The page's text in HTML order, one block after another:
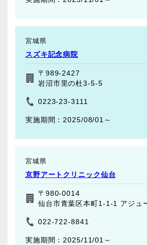
宮城県
スズキ記念病院
〒989-2427
岩沼市里の杜3-5-5
0223-23-3111
2025/08/01～
宮城県
京野アートクリニック仙台
〒980-0014
仙台市青葉区本町1-1-1 アジュ
022-722-8841
2025/11/01～